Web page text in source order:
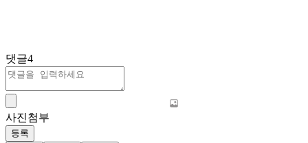
댓글4
사진첨부
등록